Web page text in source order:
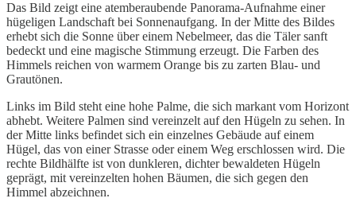
Das Bild zeigt eine atemberaubende Panorama-Aufnahme einer
hügeligen Landschaft bei Sonnenaufgang. In der Mitte des Bildes
erhebt sich die Sonne über einem Nebelmeer, das die Täler sanft
bedeckt und eine magische Stimmung erzeugt. Die Farben des
Himmels reichen von warmem Orange bis zu zarten Blau- und
Grautönen.
Links im Bild steht eine hohe Palme, die sich markant vom Horizont
abhebt. Weitere Palmen sind vereinzelt auf den Hügeln zu sehen. In
der Mitte links befindet sich ein einzelnes Gebäude auf einem
Hügel, das von einer Strasse oder einem Weg erschlossen wird. Die
rechte Bildhälfte ist von dunkleren, dichter bewaldeten Hügeln
geprägt, mit vereinzelten hohen Bäumen, die sich gegen den
Himmel abzeichnen.